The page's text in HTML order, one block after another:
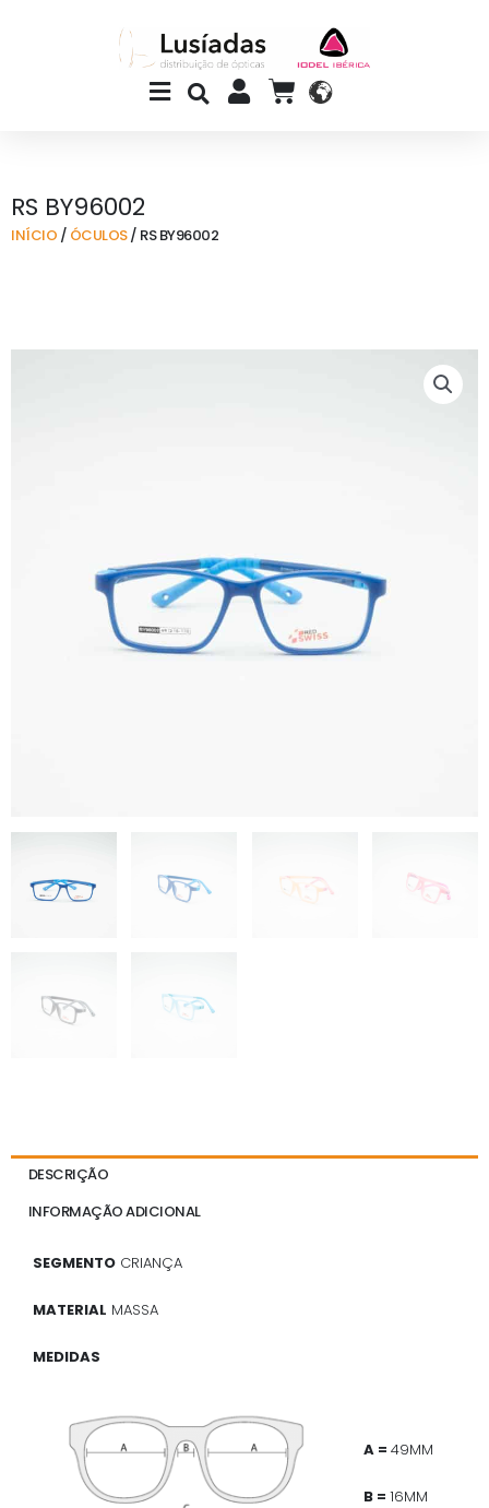
Main
Menu
CART
RS BY96002
INÍCIO / ÓCULOS/ RS BY96002
DESCRIÇÃO
INFORMAÇÃO ADICIONAL
SEGMENTO CRIANÇA
MATERIAL MASSA
MEDIDAS
A = 49MM
B = 16MM